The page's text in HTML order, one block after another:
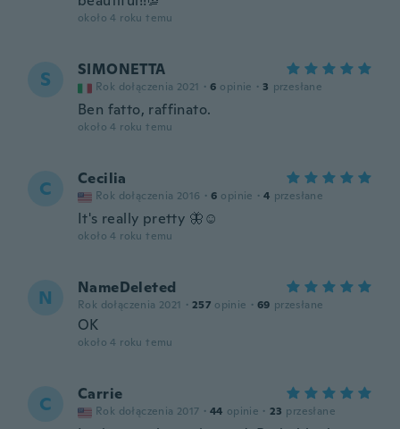
około 4 roku temu
S SIMONETTA
Rok dołączenia 2021 · 6 opinie · 3 przesłane
Ben fatto, raffinato.
około 4 roku temu
C Cecilia
Rok dołączenia 2016 · 6 opinie · 4 przesłane
It's really pretty 🦋☺️
około 4 roku temu
N NameDeleted
Rok dołączenia 2021 · 257 opinie · 69 przesłane
OK
około 4 roku temu
C Carrie
Rok dołączenia 2017 · 44 opinie · 23 przesłane